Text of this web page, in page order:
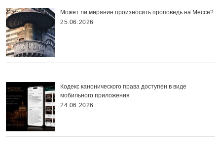
Может ли мирянин произносить проповедь на Мессе?
25.06.2026
Кодекс канонического права доступен в виде
мобильного приложения
24.06.2026